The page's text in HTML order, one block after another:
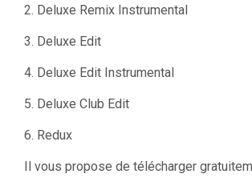
2. Deluxe Remix Instrumental
3. Deluxe Edit
4. Deluxe Edit Instrumental
5. Deluxe Club Edit
6. Redux
Il vous propose de télécharger